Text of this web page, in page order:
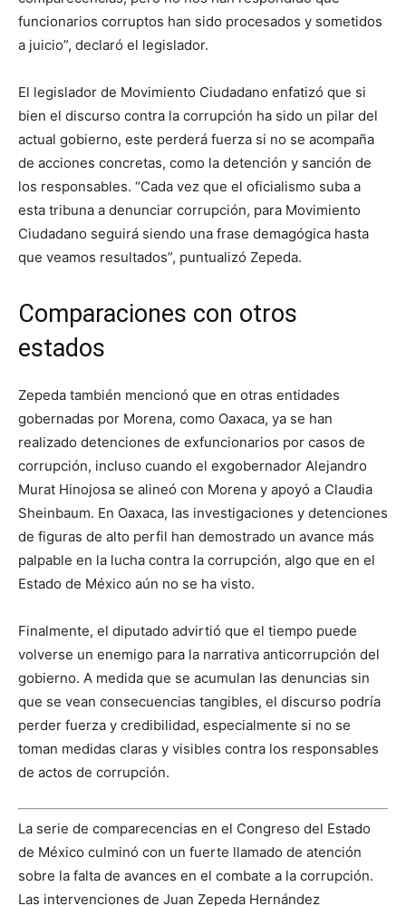
funcionarios corruptos han sido procesados y sometidos
a juicio”, declaró el legislador.
El legislador de Movimiento Ciudadano enfatizó que si
bien el discurso contra la corrupción ha sido un pilar del
actual gobierno, este perderá fuerza si no se acompaña
de acciones concretas, como la detención y sanción de
los responsables. “Cada vez que el oficialismo suba a
esta tribuna a denunciar corrupción, para Movimiento
Ciudadano seguirá siendo una frase demagógica hasta
que veamos resultados”, puntualizó Zepeda.
Comparaciones con otros
estados
Zepeda también mencionó que en otras entidades
gobernadas por Morena, como Oaxaca, ya se han
realizado detenciones de exfuncionarios por casos de
corrupción, incluso cuando el exgobernador Alejandro
Murat Hinojosa se alineó con Morena y apoyó a Claudia
Sheinbaum. En Oaxaca, las investigaciones y detenciones
de figuras de alto perfil han demostrado un avance más
palpable en la lucha contra la corrupción, algo que en el
Estado de México aún no se ha visto.
Finalmente, el diputado advirtió que el tiempo puede
volverse un enemigo para la narrativa anticorrupción del
gobierno. A medida que se acumulan las denuncias sin
que se vean consecuencias tangibles, el discurso podría
perder fuerza y credibilidad, especialmente si no se
toman medidas claras y visibles contra los responsables
de actos de corrupción.
La serie de comparecencias en el Congreso del Estado
de México culminó con un fuerte llamado de atención
sobre la falta de avances en el combate a la corrupción.
Las intervenciones de Juan Zepeda Hernández